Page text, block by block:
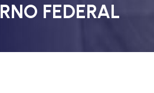
FEDERAL